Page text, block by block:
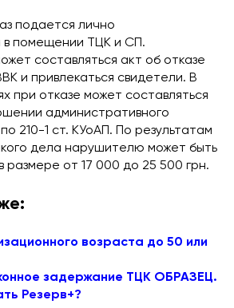
подается лично
в помещении ТЦК и СП.
составляться акт об отказе
и привлекаться свидетели. В
при отказе может составляться
административного
210-1 ст. КУоАП. По результатам
дела нарушителю может быть
от 17 000 до 25 500 грн.
возраста до 50 или
задержание ТЦК ОБРАЗЕЦ.
Резерв+?